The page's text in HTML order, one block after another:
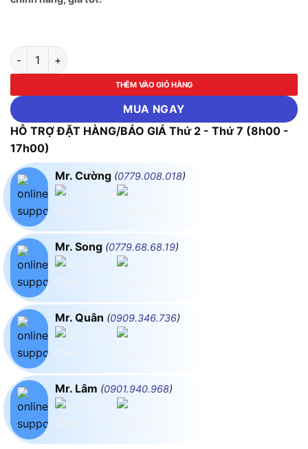
Bộ tuýp 1/2" 6 cạnh 28 chi tiết (xi bóng) ASAKI-AK-9761 số
THÊM VÀO GIỎ HÀNG
MUA NGAY
HỖ TRỢ ĐẶT HÀNG/BÁO GIÁ Thứ 2 - Thứ 7 (8h00 -
17h00)
Mr. Cường (0779.008.018)
Mr. Song (0779.68.68.19)
Mr. Quân (0909.346.736)
Mr. Lâm (0901.940.968)